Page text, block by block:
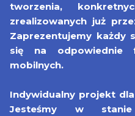
tworzenia,
zrealizowanych już
Zaprezentujemy każdy
się na odpowiednie
mobilnych.
Indywidualny projekt
Jesteśmy w